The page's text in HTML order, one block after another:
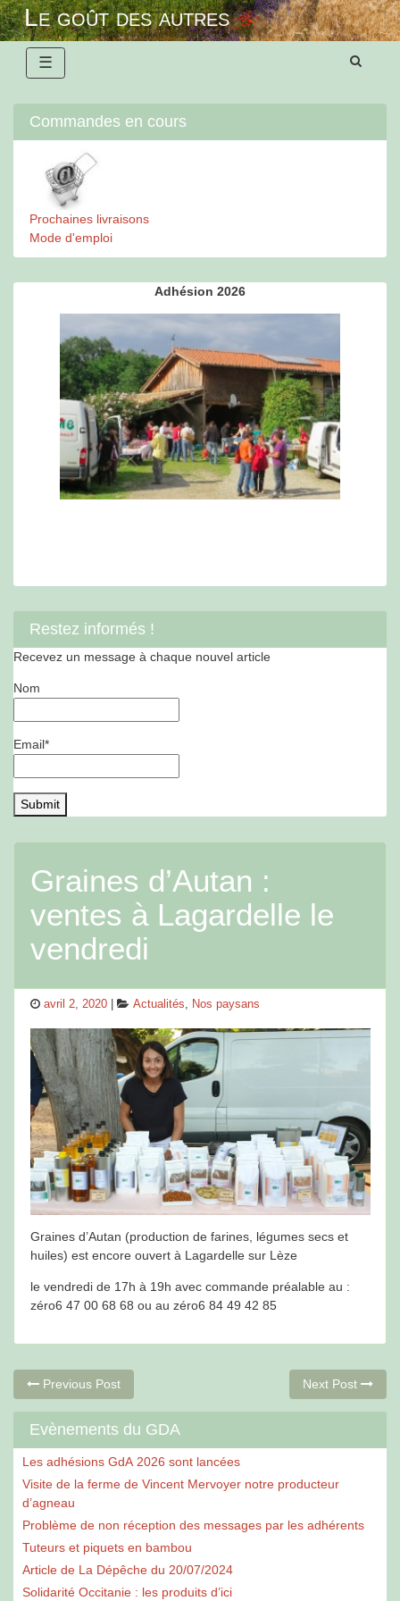
Skip
to
content
Le goût des autres
☰
Commandes en cours
Prochaines livraisons
Mode d'emploi
Adhésion 2026
Restez informés !
Recevez un message à chaque nouvel article
Nom
Email*
Graines d’Autan :
ventes à Lagardelle le
vendredi
Posted
avril 2, 2020 Categories
Actualités, Nos paysans
Graines d’Autan (production de farines, légumes secs et
huiles) est encore ouvert à Lagardelle sur Lèze
le vendredi de 17h à 19h avec commande préalable au :
zéro6 47 00 68 68 ou au zéro6 84 49 42 85
Navigation
de
l’article
Previous Post
post:
Next Post
Evènements du GDA
Les adhésions GdA 2026 sont lancées
Visite de la ferme de Vincent Mervoyer notre producteur
d’agneau
Problème de non réception des messages par les adhérents
Tuteurs et piquets en bambou
Article de La Dépêche du 20/07/2024
Solidarité Occitanie : les produits d’ici